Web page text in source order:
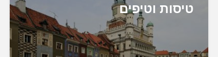
טיסות וטיפים